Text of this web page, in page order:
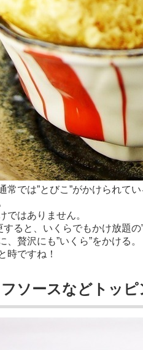
常では”とびこ”がかけられて
ではありません。
すると、いくらでもかけ放題
、贅沢にも”いくら”をかける。
時ですね！
ソースなどトッ